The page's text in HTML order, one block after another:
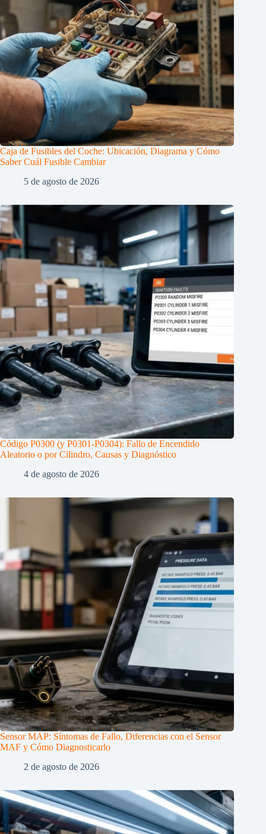
Caja de Fusibles del Coche: Ubicación, Diagrama y Cómo
Saber Cuál Fusible Cambiar
5 de agosto de 2026
Código P0300 (y P0301-P0304): Fallo de Encendido
Aleatorio o por Cilindro, Causas y Diagnóstico
4 de agosto de 2026
Sensor MAP: Síntomas de Fallo, Diferencias con el Sensor
MAF y Cómo Diagnosticarlo
2 de agosto de 2026